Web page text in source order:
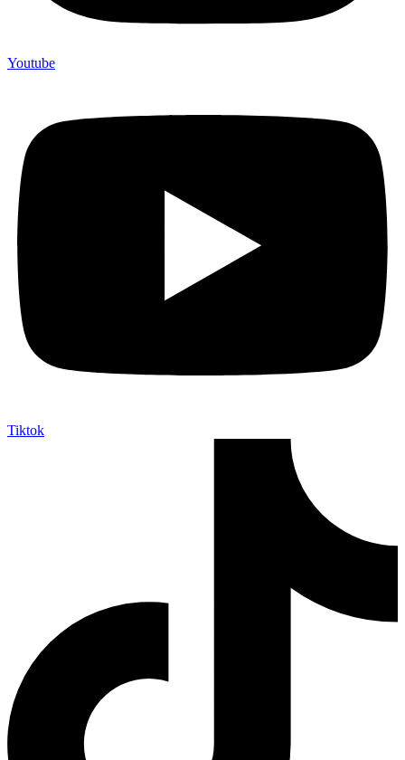
Youtube
Tiktok